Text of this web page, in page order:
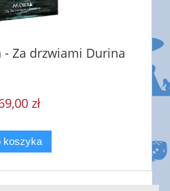
- Za drzwiami Durina
zł
koszyka